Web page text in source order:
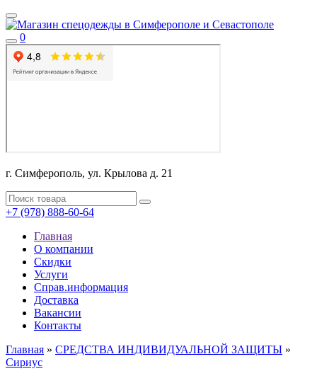
0
г. Симферополь, ул. Крылова д. 21
+7 (978) 888-60-64
Главная
О компании
Скидки
Услуги
Справ.информация
Доставка
Вакансии
Контакты
Главная » СРЕДСТВА ИНДИВИДУАЛЬНОЙ ЗАЩИТЫ »
Сириус